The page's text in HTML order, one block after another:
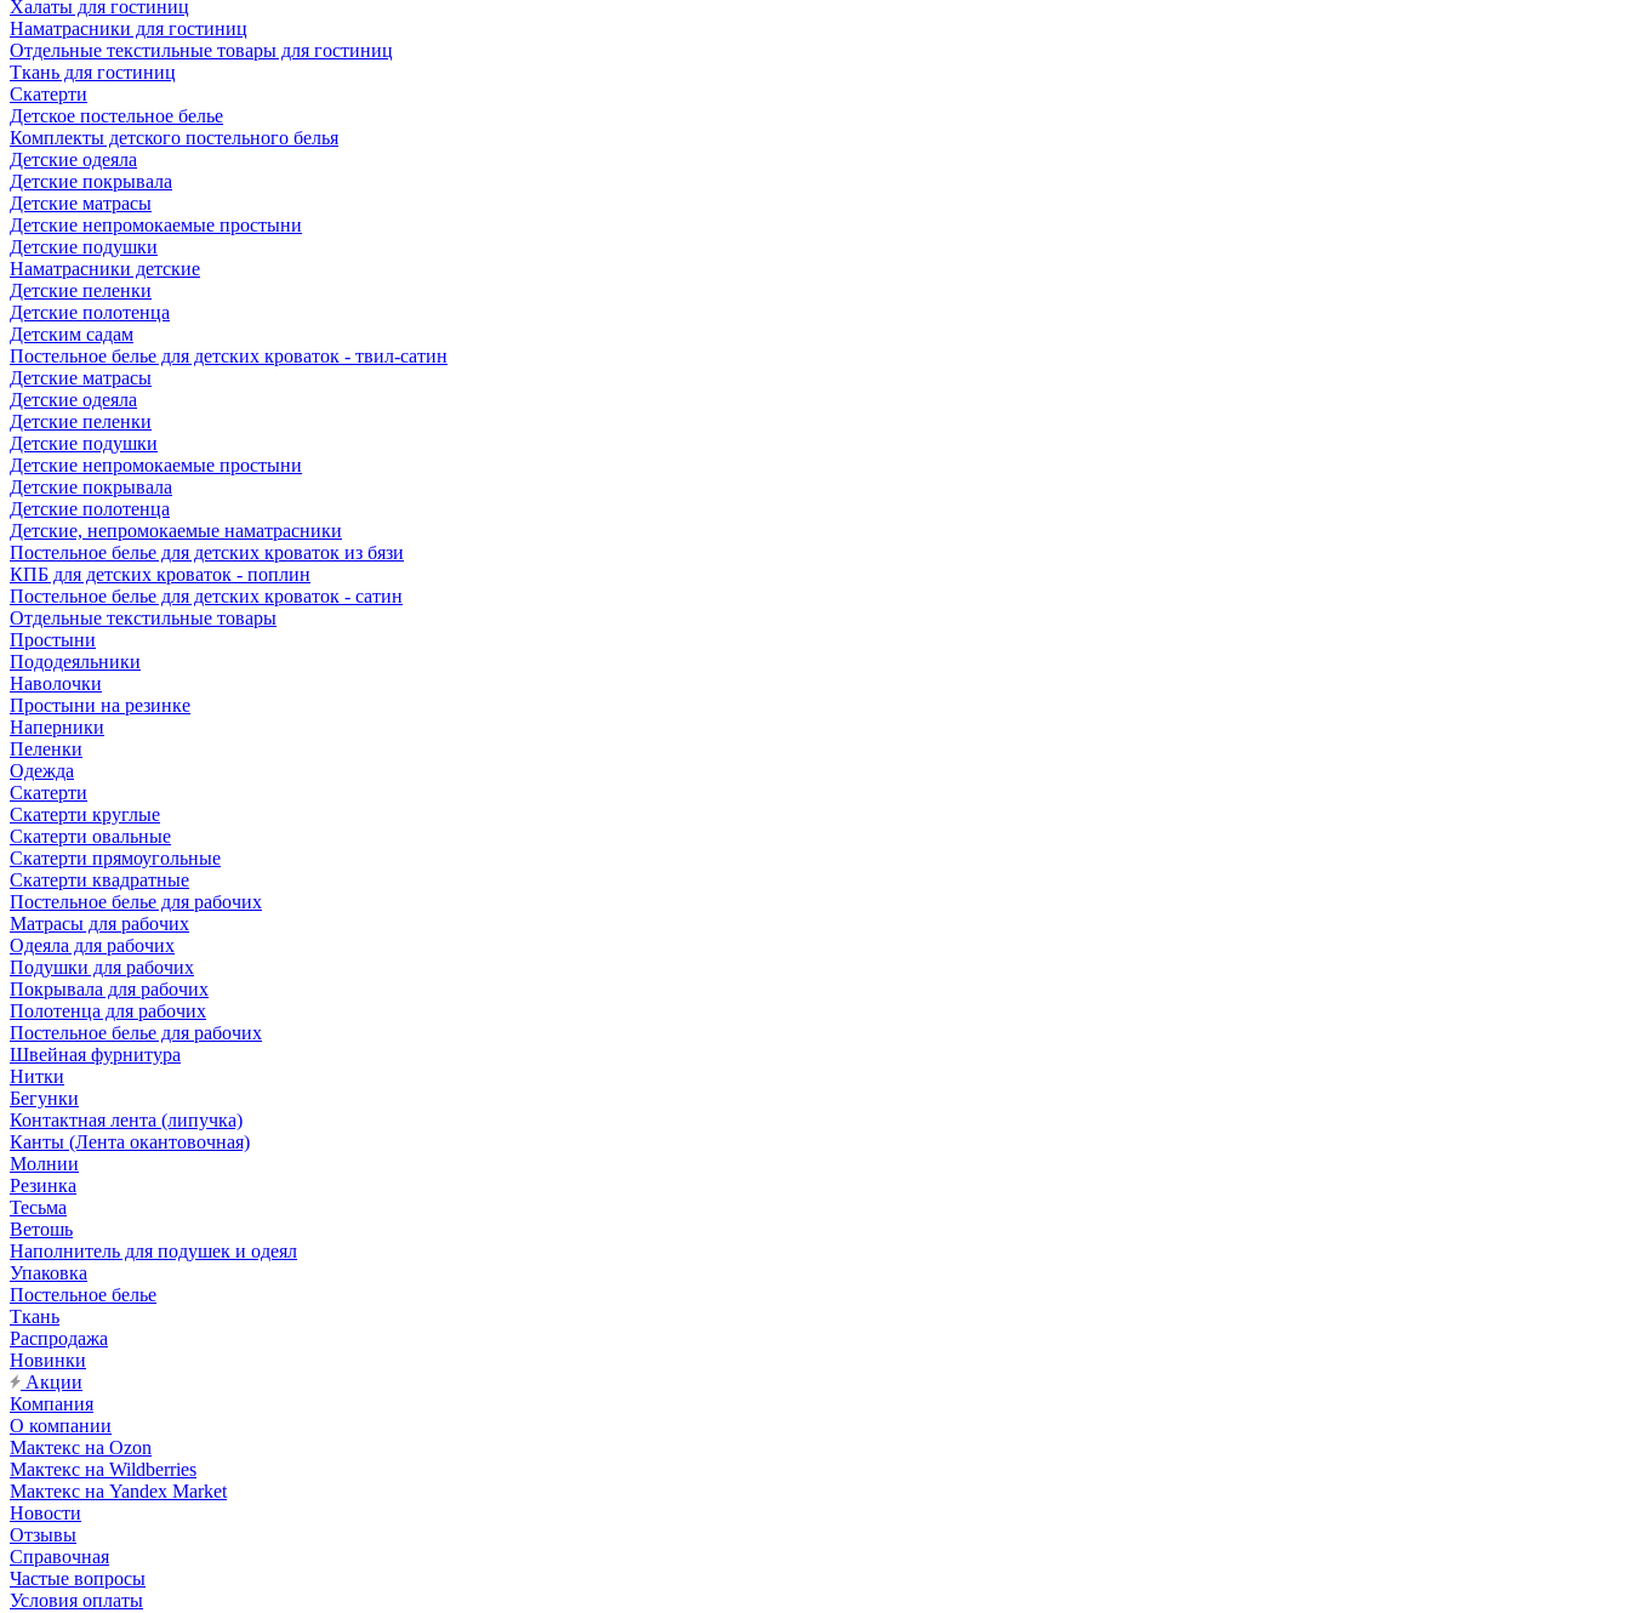
Халаты для гостиниц
Наматрасники для гостиниц
Отдельные текстильные товары для гостиниц
Ткань для гостиниц
Скатерти
Детское постельное белье
Комплекты детского постельного белья
Детские одеяла
Детские покрывала
Детские матрасы
Детские непромокаемые простыни
Детские подушки
Наматрасники детские
Детские пеленки
Детские полотенца
Детским садам
Постельное белье для детских кроваток - твил-сатин
Детские матрасы
Детские одеяла
Детские пеленки
Детские подушки
Детские непромокаемые простыни
Детские покрывала
Детские полотенца
Детские, непромокаемые наматрасники
Постельное белье для детских кроваток из бязи
КПБ для детских кроваток - поплин
Постельное белье для детских кроваток - сатин
Отдельные текстильные товары
Простыни
Пододеяльники
Наволочки
Простыни на резинке
Наперники
Пеленки
Одежда
Скатерти
Скатерти круглые
Скатерти овальные
Скатерти прямоугольные
Скатерти квадратные
Постельное белье для рабочих
Матрасы для рабочих
Одеяла для рабочих
Подушки для рабочих
Покрывала для рабочих
Полотенца для рабочих
Постельное белье для рабочих
Швейная фурнитура
Нитки
Бегунки
Контактная лента (липучка)
Канты (Лента окантовочная)
Молнии
Резинка
Тесьма
Ветошь
Наполнитель для подушек и одеял
Упаковка
Постельное белье
Ткань
Распродажа
Новинки
Акции
Компания
О компании
Мактекс на Ozon
Мактекс на Wildberries
Мактекс на Yandex Market
Новости
Отзывы
Справочная
Частые вопросы
Условия оплаты